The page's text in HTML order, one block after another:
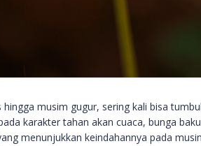
hingga musim gugur, sering kali bisa
karakter tahan akan cuaca, bunga
menunjukkan keindahannya pada